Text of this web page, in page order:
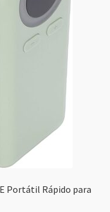
Portátil Rápido para